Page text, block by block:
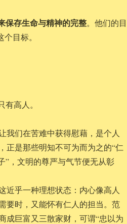
保存生命与精神的完整。他们的目
目标。
高人。
我们在苦难中获得慰藉，是个人
正是那些明知不可为而为之的“仁
”，文明的尊严与气节便无从彰
近乎一种理想状态：内心像高人
要时，又能怀有仁人的担当。范
成巨富又三散家财，可谓“忠以为